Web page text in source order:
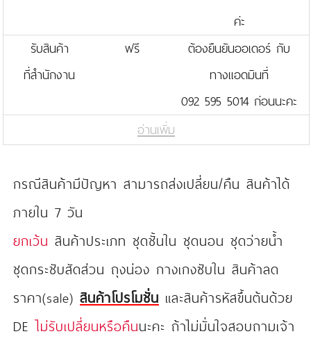
ค่ะ
รับสินค้า
ที่สำนักงาน
ฟรี
ต้องยืนยันออเดอร์ กับ
ทางแอดมินที่
092 595 5014 ก่อนนะคะ
อ่านเพิ่ม
กรณีสินค้ามีปัญหา สามารถส่งเปลี่ยน/คืน สินค้าได้
ภายใน 7 วัน
ยกเว้น สินค้าประเภท ชุดชั้นใน ชุดนอน ชุดว่ายน้ำ
ชุดกระชับสัดส่วน ถุงน่อง กางเกงซับใน สินค้าลด
ราคา(sale) สินค้าโปรโมชั่น และสินค้ารหัสขึ้นต้นด้วย
DE ไม่รับเปลี่ยนหรือคืนนะคะ ถ้าไม่มั่นใจสอบถามเจ้า